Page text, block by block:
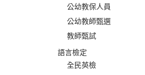
公幼教保人員
公幼教師甄選
教師甄試
語言檢定
全民英檢